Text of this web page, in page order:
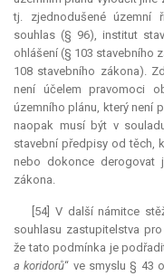
tj. zjednodušené územní
souhlas (§ 96), institut
ohlášení (§ 103 stavebního
108 stavebního zákona).
není účelem pravomoci
územního plánu, který není
naopak musí být v
stavební předpisy od těch,
nebo dokonce derogovat
zákona.
[54] V další námitce
souhlasu zastupitelstva
že tato podmínka je
a koridorů“ ve smyslu § 43